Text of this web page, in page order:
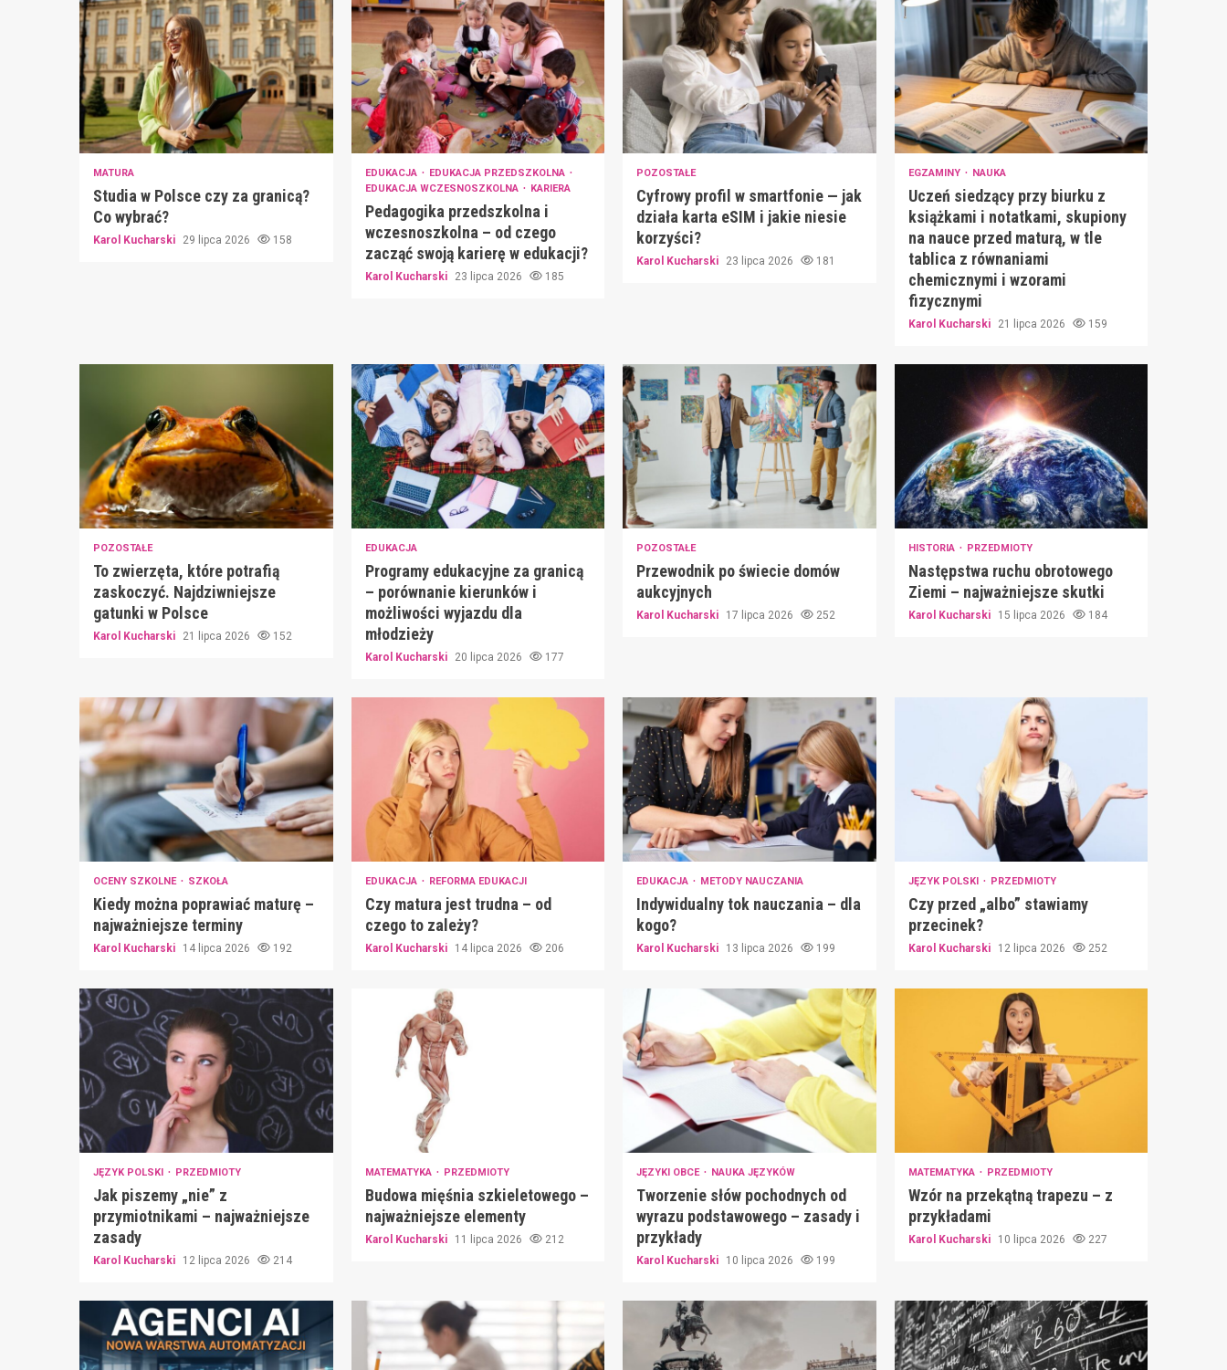
MATURA
Studia w Polsce czy za granicą?
Co wybrać?
Karol Kucharski 29 lipca 2026 158
EDUKACJA
EDUKACJA PRZEDSZKOLNA
EDUKACJA WCZESNOSZKOLNA
KARIERA
Pedagogika przedszkolna i
wczesnoszkolna – od czego
zacząć swoją karierę w edukacji?
Karol Kucharski 23 lipca 2026 185
POZOSTAŁE
Cyfrowy profil w smartfonie — jak
działa karta eSIM i jakie niesie
korzyści?
Karol Kucharski 23 lipca 2026 181
EGZAMINY NAUKA
Uczeń siedzący przy biurku z
książkami i notatkami, skupiony
na nauce przed maturą, w tle
tablica z równaniami
chemicznymi i wzorami
fizycznymi
Karol Kucharski 21 lipca 2026 159
POZOSTAŁE
To zwierzęta, które potrafią
zaskoczyć. Najdziwniejsze
gatunki w Polsce
Karol Kucharski 21 lipca 2026 152
EDUKACJA
Programy edukacyjne za granicą
– porównanie kierunków i
możliwości wyjazdu dla
młodzieży
Karol Kucharski 20 lipca 2026 177
POZOSTAŁE
Przewodnik po świecie domów
aukcyjnych
Karol Kucharski 17 lipca 2026 252
HISTORIA PRZEDMIOTY
Następstwa ruchu obrotowego
Ziemi – najważniejsze skutki
Karol Kucharski 15 lipca 2026 184
OCENY SZKOLNE SZKOŁA
Kiedy można poprawiać maturę –
najważniejsze terminy
Karol Kucharski 14 lipca 2026 192
EDUKACJA REFORMA EDUKACJI
Czy matura jest trudna – od
czego to zależy?
Karol Kucharski 14 lipca 2026 206
EDUKACJA METODY NAUCZANIA
Indywidualny tok nauczania – dla
kogo?
Karol Kucharski 13 lipca 2026 199
JĘZYK POLSKI PRZEDMIOTY
Czy przed „albo” stawiamy
przecinek?
Karol Kucharski 12 lipca 2026 252
JĘZYK POLSKI PRZEDMIOTY
Jak piszemy „nie” z
przymiotnikami – najważniejsze
zasady
Karol Kucharski 12 lipca 2026 214
MATEMATYKA PRZEDMIOTY
Budowa mięśnia szkieletowego –
najważniejsze elementy
Karol Kucharski 11 lipca 2026 212
JĘZYKI OBCE NAUKA JĘZYKÓW
Tworzenie słów pochodnych od
wyrazu podstawowego – zasady i
przykłady
Karol Kucharski 10 lipca 2026 199
MATEMATYKA PRZEDMIOTY
Wzór na przekątną trapezu – z
przykładami
Karol Kucharski 10 lipca 2026 227